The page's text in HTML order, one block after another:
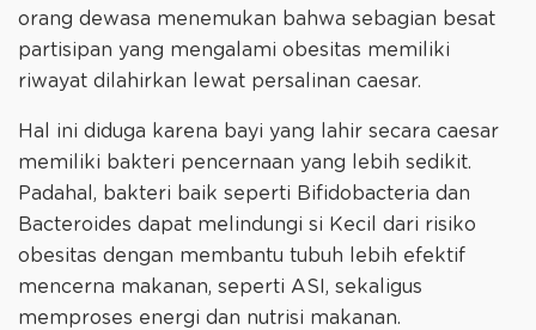
orang dewasa menemukan bahwa sebagian besat
partisipan yang mengalami obesitas memiliki
riwayat dilahirkan lewat persalinan caesar.
Hal ini diduga karena bayi yang lahir secara caesar
memiliki bakteri pencernaan yang lebih sedikit.
Padahal, bakteri baik seperti Bifidobacteria dan
Bacteroides dapat melindungi si Kecil dari risiko
obesitas dengan membantu tubuh lebih efektif
mencerna makanan, seperti ASI, sekaligus
memproses energi dan nutrisi makanan.